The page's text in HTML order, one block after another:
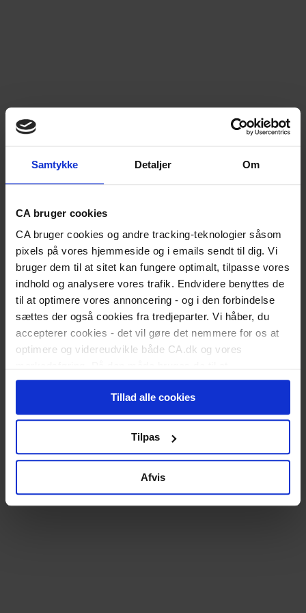
Samtykke Detaljer Om
CA bruger cookies
CA bruger cookies og andre tracking-teknologier såsom
pixels på vores hjemmeside og i emails sendt til dig. Vi
bruger dem til at sitet kan fungere optimalt, tilpasse vores
indhold og analysere vores trafik. Endvidere benyttes de
til at optimere vores annoncering - og i den forbindelse
sættes der også cookies fra tredjeparter. Vi håber, du
accepterer cookies - det vil gøre det nemmere for os at
optimere og videreudvikle både CA.dk og vores
personalisere indhold til dig, herunder på vores
hjemmeside, i emails og i annoncer. Ønsker du senere
hen at ændre dit cookie-samtykke, kan du altid gøre det
ved at klikke på "Cookiepolitik" nederst på alle sider.
Tillad alle cookies
Tilpas
Afvis